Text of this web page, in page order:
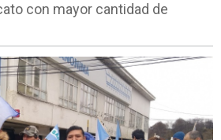
con mayor cantidad de